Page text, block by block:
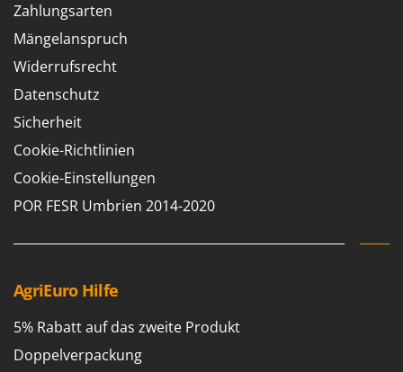
Zahlungsarten
Mängelanspruch
Widerrufsrecht
Datenschutz
Sicherheit
Cookie-Richtlinien
Cookie-Einstellungen
POR FESR Umbrien 2014-2020
AgriEuro Hilfe
5% Rabatt auf das zweite Produkt
Doppelverpackung